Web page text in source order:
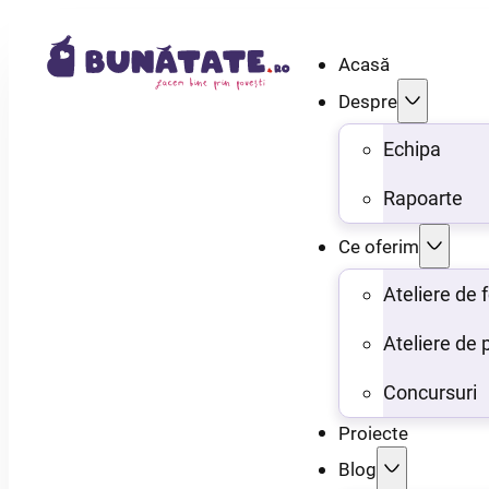
Acasă
Despre
Echipa
Rapoarte
Ce oferim
Ateliere de
Ateliere de
Concursuri
Proiecte
Blog